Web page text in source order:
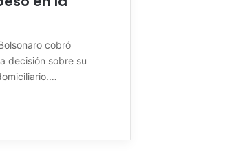
cobró
decisión sobre su